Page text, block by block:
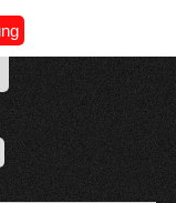
& Hilde